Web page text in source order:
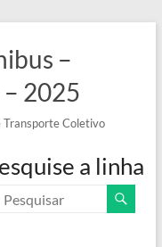
–
2025
Transporte Coletivo
a linha